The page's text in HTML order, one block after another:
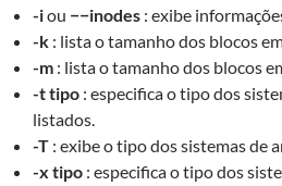
-iou −−inodes : exibe
-k : lista o tamanho dos blocos
-m : lista o tamanho dos blocos
-t tipo : especifica o tipo dos
listados.
-T : exibe o tipo dos sistemas de
-x tipo : especifica o tipo dos